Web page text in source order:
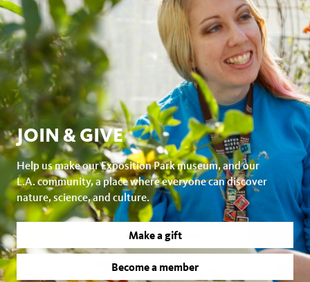
JOIN & GIVE
Help us make our Exposition Park museum, and our
L.A. community, a place where everyone can discover
nature, science, and culture.
Make a gift
Become a member